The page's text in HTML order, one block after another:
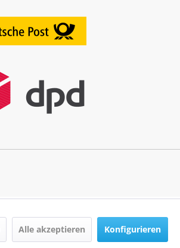
Alle akzeptieren Konfigurieren